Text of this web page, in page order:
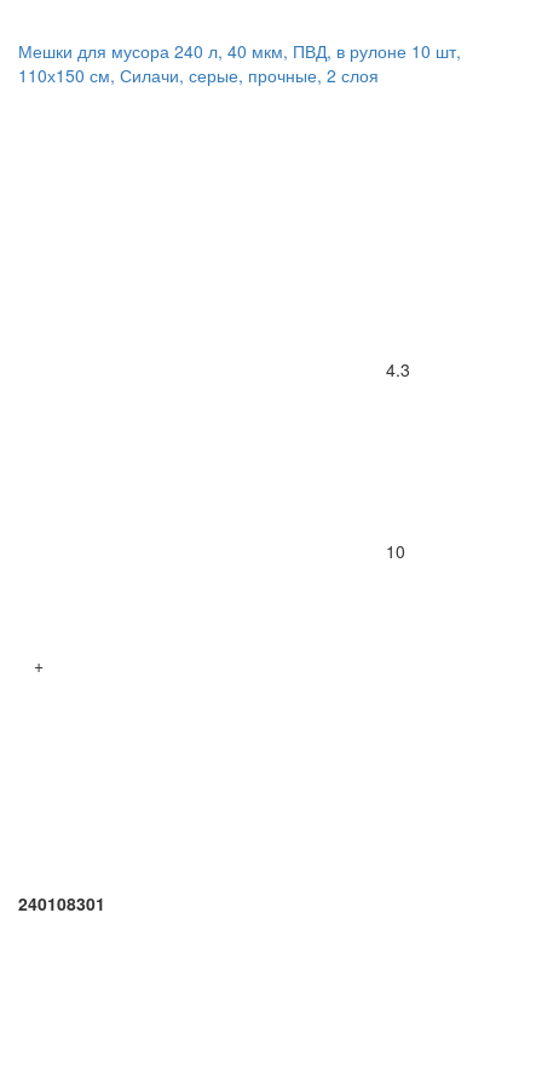
Мешки для мусора 240 л, 40 мкм, ПВД, в рулоне 10 шт,
110х150 см, Силачи, серые, прочные, 2 слоя
4.3
10
+
240108301